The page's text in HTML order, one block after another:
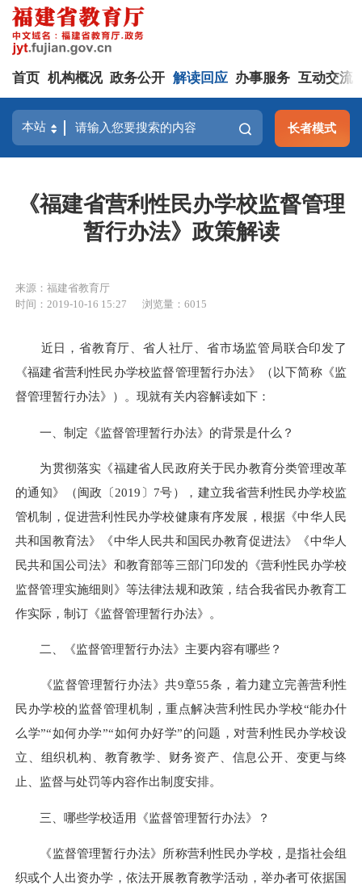
首页 机构概况 政务公开 解读回应 办事服务 互动交流
长者模式
《福建省营利性民办学校监督管理
暂行办法》政策解读
来源：福建省教育厅
时间：2019-10-16 15:27
浏览量：6015
近日，省教育厅、省人社厅、省市场监管局联合印发了
《福建省营利性民办学校监督管理暂行办法》（以下简称《监
督管理暂行办法》）。现就有关内容解读如下：
一、制定《监督管理暂行办法》的背景是什么？
为贯彻落实《福建省人民政府关于民办教育分类管理改革
的通知》（闽政〔2019〕7号），建立我省营利性民办学校监
管机制，促进营利性民办学校健康有序发展，根据《中华人民
共和国教育法》《中华人民共和国民办教育促进法》《中华人
民共和国公司法》和教育部等三部门印发的《营利性民办学校
监督管理实施细则》等法律法规和政策，结合我省民办教育工
作实际，制订《监督管理暂行办法》。
二、《监督管理暂行办法》主要内容有哪些？
《监督管理暂行办法》共9章55条，着力建立完善营利性
民办学校的监督管理机制，重点解决营利性民办学校“能办什
么学”“如何办学”“如何办好学”的问题，对营利性民办学校设
立、组织机构、教育教学、财务资产、信息公开、变更与终
止、监督与处罚等内容作出制度安排。
三、哪些学校适用《监督管理暂行办法》？
《监督管理暂行办法》所称营利性民办学校，是指社会组
织或个人出资办学，依法开展教育教学活动，举办者可依据国